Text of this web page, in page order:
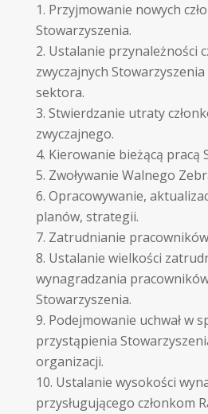
Przyjmowanie nowych
Stowarzyszenia.
Ustalanie przynależności
zwyczajnych Stowarzyszenia
sektora.
Stwierdzanie utraty
zwyczajnego.
Kierowanie bieżącą pracą
Zwoływanie Walnego
Opracowywanie,
planów, strategii.
Zatrudnianie
Ustalanie wielkości
wynagradzania
Stowarzyszenia.
Podejmowanie uchwał w
przystąpienia
organizacji.
Ustalanie wysokości
przysługującego członkom